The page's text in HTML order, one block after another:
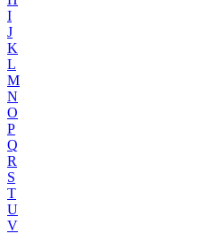
I
J
K
L
M
N
O
P
Q
R
S
T
U
V